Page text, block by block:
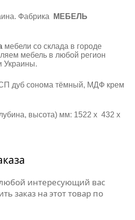
Фабрика
МЕБЕЛЬ
мебели со склада в городе
мебель в любой регион
Украины.
дуб сонома тёмный, МДФ крем
высота) мм: 1522 х 432 х
интересующий вас
заказ на этот товар по